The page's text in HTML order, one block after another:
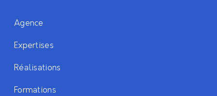
Agence
Expertises
Réalisations
Formations